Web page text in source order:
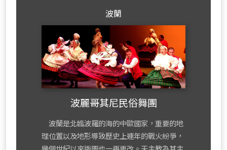
波蘭
波麗哥其尼民俗舞團
波蘭是北臨波羅的海的中歐國家，重要的地
理位置以及地形導致歷史上連年的戰火紛爭，